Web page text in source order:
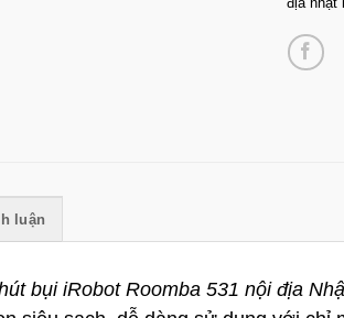
luận
bụi iRobot Roomba 531 nội địa